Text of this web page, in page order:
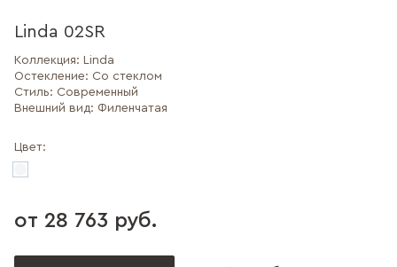
Linda 02SR
Коллекция: Linda
Остекление: Со стеклом
Стиль: Современный
Внешний вид: Филенчатая
Цвет:
от 28 763 руб.